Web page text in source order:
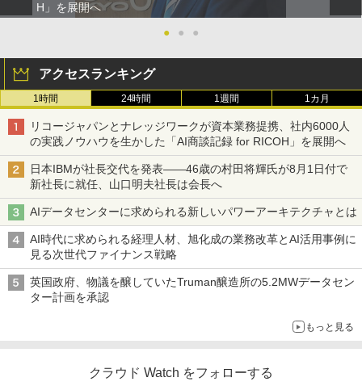
H」を展開へ
●
● ●
アクセスランキング
1時間 24時間 1週間 1カ月
リコージャパンとナレッジワークが資本業務提携、社内6000人
の実践ノウハウを生かした「AI商談記録 for RICOH」を展開へ
日本IBMが社長交代を発表――46歳の村田将輝氏が8月1日付で
新社長に就任、山口明夫社長は会長へ
AIデータセンターに求められる新しいパワーアーキテクチャとは
AI時代に求められる経理人材、旭化成の業務改革とAI活用事例に
見る次世代ファイナンス戦略
英国政府、物議を醸していたTruman醸造所の5.2MWデータセン
ター計画を承認
もっと見る
クラウド Watch をフォローする